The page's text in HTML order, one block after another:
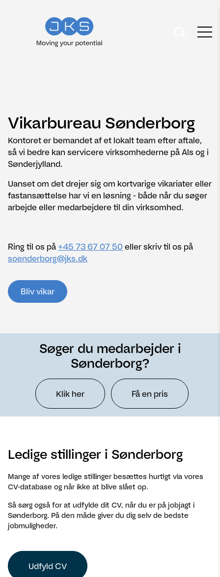
Vikarbureau Sønderborg
Kontoret er bemandet af et lokalt team efter aftale,
så vi bedre kan servicere virksomhederne på Als og i
Sønderjylland.
Uanset om det drejer sig om kortvarige vikariater eller
fastansættelse har vi en løsning - både når du søger
arbejde eller medarbejdere til din virksomhed.
Ring til os på +45 73 67 07 50 eller skriv til os på
soenderborg@jks.dk
Bliv vikar
Søger du medarbejder i
Sønderborg?
Klik her Få en pris
Ledige stillinger i Sønderborg
Mange af vores ledige stillinger besættes hurtigt via vores
CV-database og når ikke at blive slået op.
Så sørg også for at udfylde dit CV, når du er på jobjagt i
Sønderborg. På den måde giver du dig selv de bedste
jobmuligheder.
Udfyld CV